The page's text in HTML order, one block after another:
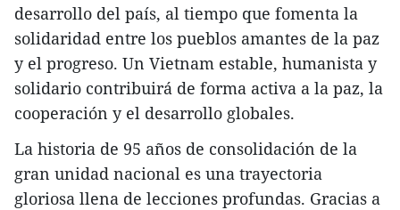
desarrollo del país, al tiempo que fomenta la
solidaridad entre los pueblos amantes de la paz
y el progreso. Un Vietnam estable, humanista y
solidario contribuirá de forma activa a la paz, la
cooperación y el desarrollo globales.
La historia de 95 años de consolidación de la
gran unidad nacional es una trayectoria
gloriosa llena de lecciones profundas. Gracias a